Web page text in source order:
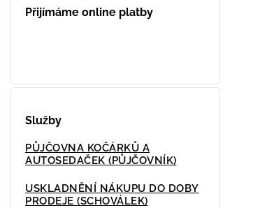
Přijímáme online platby
Služby
PŮJČOVNA KOČÁRKŮ A
AUTOSEDAČEK (PŮJČOVNÍK)
USKLADNĚNÍ NÁKUPU DO DOBY
PRODEJE (SCHOVÁLEK)